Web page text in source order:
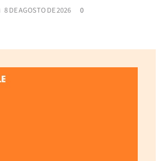
8 DE AGOSTO DE 2026 0